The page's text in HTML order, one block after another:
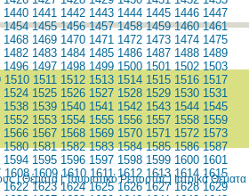
1440 1441 1442 1443 1444 1445 1446 1447
1454 1455 1456 1457 1458 1459 1460 1461
1468 1469 1470 1471 1472 1473 1474 1475
1482 1483 1484 1485 1486 1487 1488 1489
1496 1497 1498 1499 1500 1501 1502 1503
1510 1511 1512 1513 1514 1515 1516 1517
1524 1525 1526 1527 1528 1529 1530 1531
1538 1539 1540 1541 1542 1543 1544 1545
1552 1553 1554 1555 1556 1557 1558 1559
1566 1567 1568 1569 1570 1571 1572 1573
1580 1581 1582 1583 1584 1585 1586 1587
1594 1595 1596 1597 1598 1599 1600 1601
1608 1609 1610 1611 1612 1613 1614 1615
1622 1623 1624 1625 1626 1627 1628 1629
|Θέματα|Τουριστικό Ρεπορτάζ| Ιατρικά Θέματα|